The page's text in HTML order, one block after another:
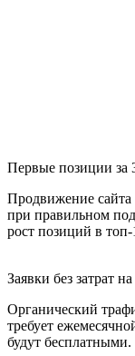
Первые позиции за
Продвижение сайта
при правильном
рост позиций в
Заявки без затрат
Органический
требует
будут бесплатными.